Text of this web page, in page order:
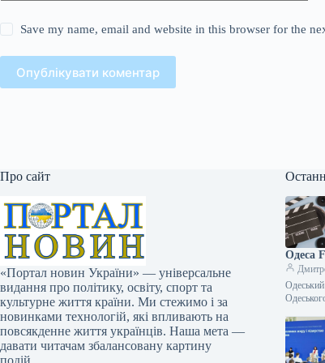
Save my name, email and website in this browser for the
Опублікувати коментар
Про сайт
«Портал новин України» — універсальне
видання про політику, освіту, спорт та
культурне життя країни. Ми стежимо і за
новинками технологій, які впливають на
повсякденне життя українців. Наша мета —
давати читачам збалансовану картину
Одеса